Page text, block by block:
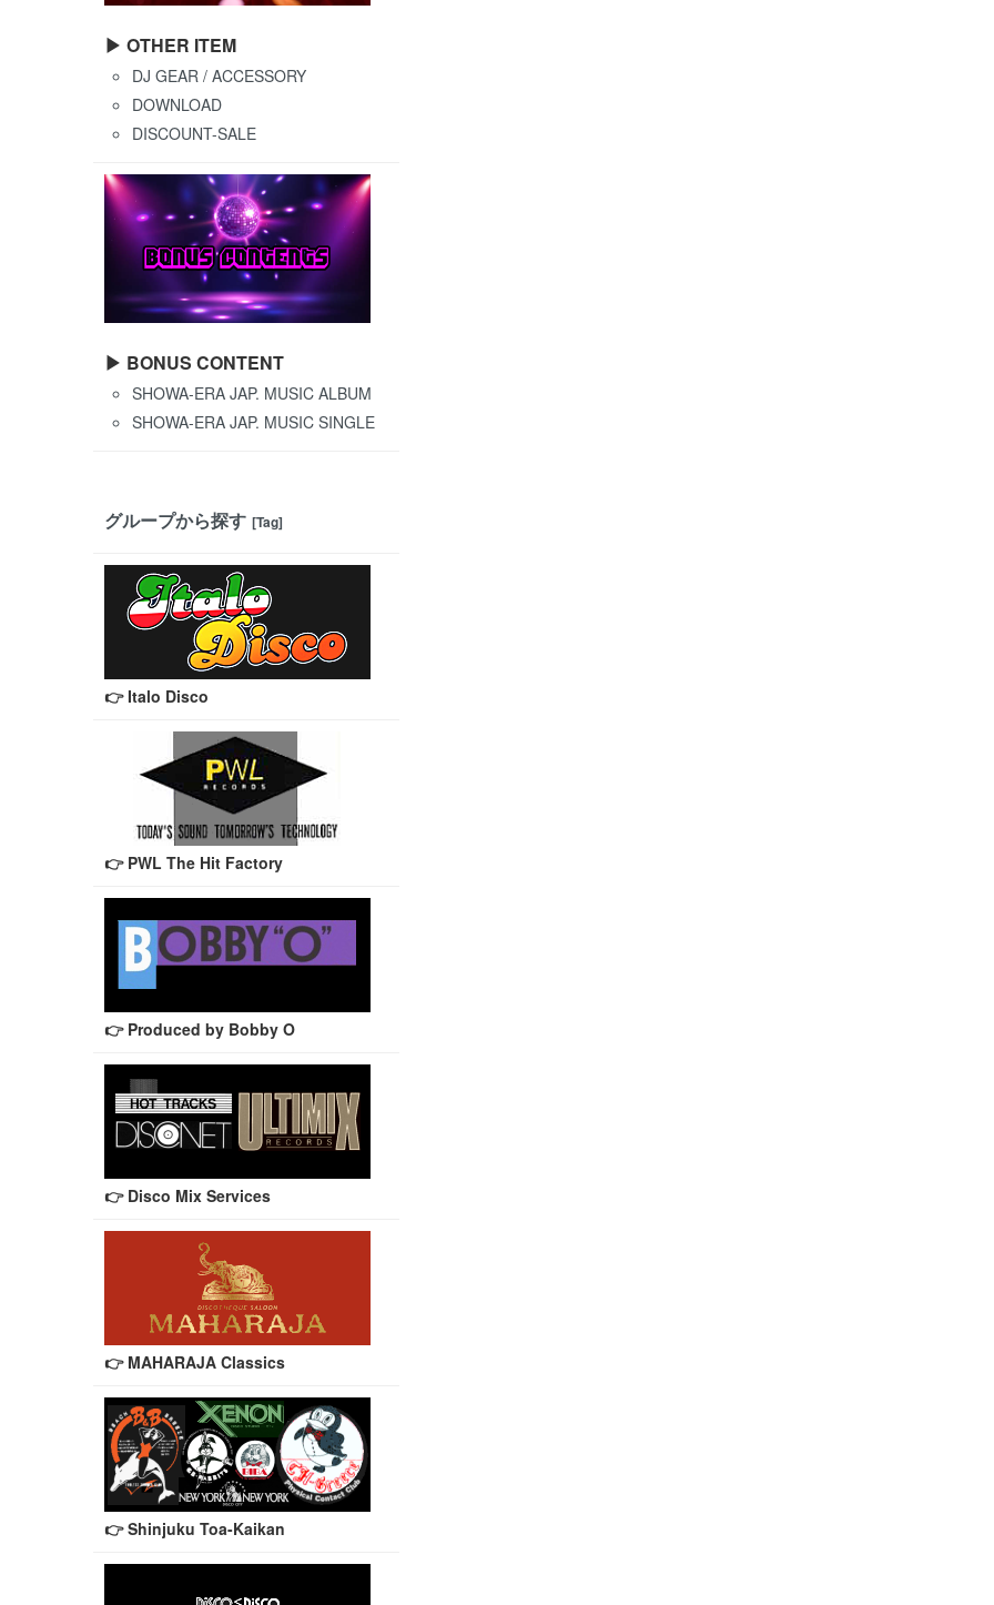
▶ OTHER ITEM
DJ GEAR / ACCESSORY
DOWNLOAD
DISCOUNT-SALE
▶ BONUS CONTENT
SHOWA-ERA JAP. MUSIC ALBUM
SHOWA-ERA JAP. MUSIC SINGLE
グループから探す [Tag]
👉 Italo Disco
👉 PWL The Hit Factory
👉 Produced by Bobby O
👉 Disco Mix Services
👉 MAHARAJA Classics
👉 Shinjuku Toa-Kaikan